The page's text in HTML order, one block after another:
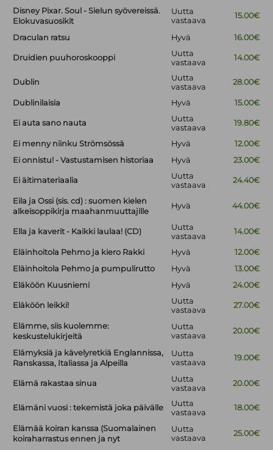
Disney Pixar. Soul - Sielun syövereissä.
Elokuvasuosikit
Uutta
vastaava
15.00€
Draculan ratsu Hyvä 16.00€
Druidien puuhoroskooppi
Uutta
vastaava
14.00€
Dublin
Uutta
vastaava
28.00€
Dublinilaisia Hyvä 15.00€
Ei auta sano nauta
Uutta
vastaava
19.80€
Ei menny niinku Strömsössä Hyvä
12.00€
Ei onnistu! - Vastustamisen historiaa
Hyvä 23.00€
Ei äitimateriaalia
Uutta
vastaava
24.40€
Eila ja Ossi (sis. cd) : suomen kielen
alkeisoppikirja maahanmuuttajille
Hyvä 44.00€
Ella ja kaverit - Kaikki laulaa! (CD)
Uutta
vastaava
14.00€
Eläinhoitola Pehmo ja kiero Rakki Hyvä
12.00€
Eläinhoitola Pehmo ja pumpulirutto
Hyvä
13.00€
Eläköön Kuusniemi
Hyvä 24.00€
Eläköön leikki!
Uutta
vastaava
27.00€
Elämme, siis kuolemme:
keskustelukirjeitä
Uutta
vastaava
20.00€
Elämyksiä ja kävelyretkiä Englannissa,
Ranskassa, Italiassa ja Alpeilla
Uutta
vastaava
19.00€
Elämä rakastaa sinua
Uutta
vastaava
20.00€
Elämäni vuosi : tekemistä joka päivälle
Uutta
vastaava
18.00€
Elämää koiran kanssa (Suomalainen
koiraharrastus ennen ja nyt
Uutta
vastaava
25.00€